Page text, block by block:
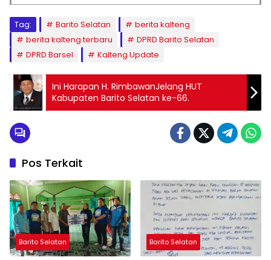
Tag: Barito Selatan
berita kalteng
berita kalteng terbaru
DPRD Barito Selatan
DPRD Barsel
Kalteng Update
Ini Harapan H. RimbawanJelang HUT
Kabupaten Barito Selatan ke-66.
Pos Terkait
Barito Selatan Barito Selatan